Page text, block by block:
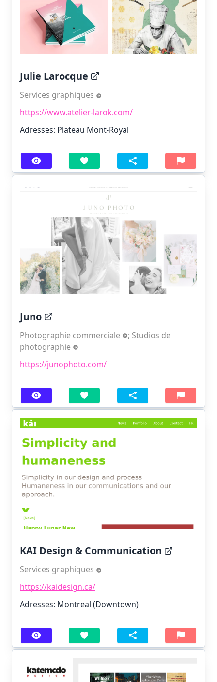
Julie Larocque
Services graphiques
https://www.atelier-larok.com/
Adresses: Plateau Mont-Royal
Juno
Photographie commerciale ; Studios de
photographie
https://junophoto.com/
KAI Design & Communication
Services graphiques
https://kaidesign.ca/
Adresses: Montreal (Downtown)